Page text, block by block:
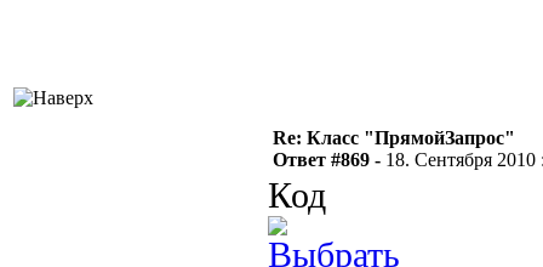
Re: Класс "ПрямойЗапрос"
Ответ #869 - 18. Сентября 2010
Код